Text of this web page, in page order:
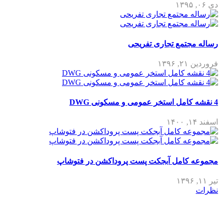
دی ۰۶, ۱۳۹۵
رساله مجتمع تجاری تفریحی
فروردین ۲۱, ۱۳۹۶
4 نقشه کامل استخر عمومی و مسکونی DWG
اسفند ۱۴, ۱۴۰۰
مجموعه کامل آبجکت پست پروداکشن در فتوشاپ
تیر ۱۱, ۱۳۹۶
نظرات